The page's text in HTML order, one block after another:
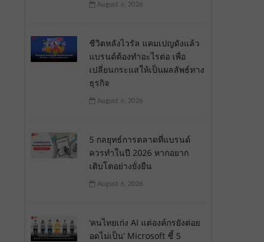
August 6, 2026
ชีวิตหลังไวรัล แคมเปญดังแล้ว
แบรนด์ต้องทำอะไรต่อ เพื่อ
เปลี่ยนกระแสให้เป็นผลลัพธ์ทาง
ธุรกิจ
August 6, 2026
5 กลยุทธ์การตลาดที่แบรนด์
ควรทำในปี 2026 หากอยาก
เติบโตอย่างยั่งยืน
August 6, 2026
‘คนไทยเก่ง AI แต่องค์กรยังต่อย
อดไม่เป็น’ Microsoft ชี้ 5